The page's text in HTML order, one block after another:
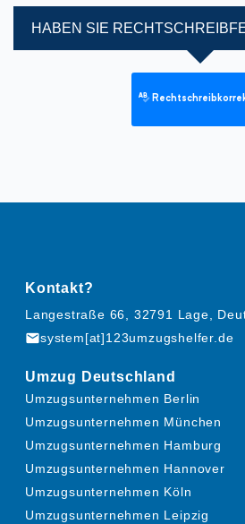
HABEN SIE
Kontakt?
Langestraße 66, 32791 Lage,
mailsystem[at]123umzugshelfer.de
Umzug Deutschland
Umzugsunternehmen Berlin
Umzugsunternehmen München
Umzugsunternehmen Hamburg
Umzugsunternehmen Hannover
Umzugsunternehmen Köln
Umzugsunternehmen Leipzig